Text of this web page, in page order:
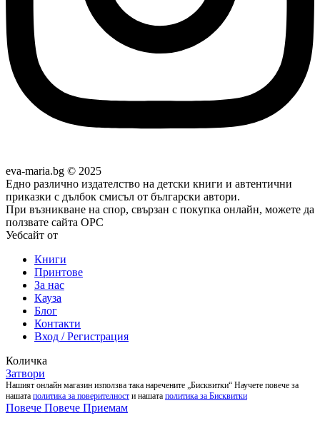
eva-maria.bg © 2025
Едно различно издателство на детски книги и автентични
приказки с дълбок смисъл от български автори.
При възникване на спор, свързан с покупка онлайн, можете да
ползвате сайта ОРС
Уебсайт от
Книги
Принтове
За нас
Кауза
Блог
Контакти
Вход / Регистрация
Количка
Затвори
Нашият онлайн магазин използва така наречените „Бисквитки“ Научете повече за
нашата политика за поверителност и нашата политика за Бисквитки
Повече Повече Приемам